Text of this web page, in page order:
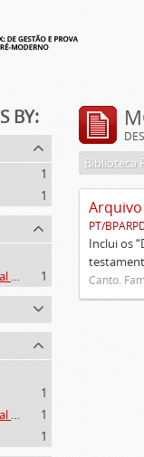
BY:
1
1
Biblioteca Pública e Arquivo Regional de Ponta Delgada
1
1
Biblioteca Pública e Arquivo Regional de Ponta Delgada (1841- )
1
1
PT/
Inclui os
Canto.